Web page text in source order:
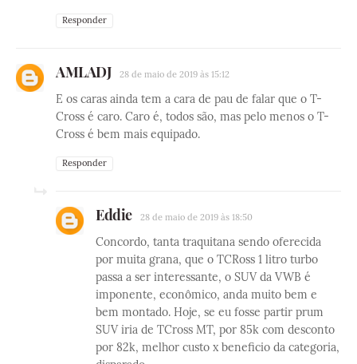
Responder
AMLADJ 28 de maio de 2019 às 15:12
E os caras ainda tem a cara de pau de falar que o T-
Cross é caro. Caro é, todos são, mas pelo menos o T-
Cross é bem mais equipado.
Responder
Eddie 28 de maio de 2019 às 18:50
Concordo, tanta traquitana sendo oferecida
por muita grana, que o TCRoss 1 litro turbo
passa a ser interessante, o SUV da VWB é
imponente, econômico, anda muito bem e
bem montado. Hoje, se eu fosse partir prum
SUV iria de TCross MT, por 85k com desconto
por 82k, melhor custo x beneficio da categoria,